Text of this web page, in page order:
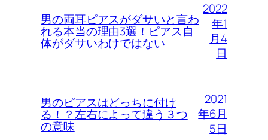
男の両耳ピアスがダサいと言わ
れる本当の理由3選！ピアス自
体がダサいわけではない
2022
年1
月4
日
男のピアスはどっちに付け
る！？左右によって違う３つ
の意味
2021
年6月
5日